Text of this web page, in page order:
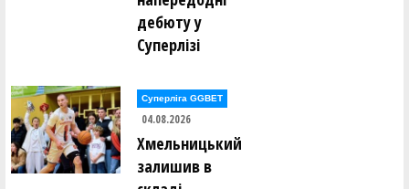
Артем Луцишин ()
Артем Ляшенко ()
Олексій Мазур ()
Андрій Макаренко ()
Дар’я Макаренко ()
дебюту у
Суперлізі
Суперліга GGBET
04.08.2026
Хмельницький
залишив в